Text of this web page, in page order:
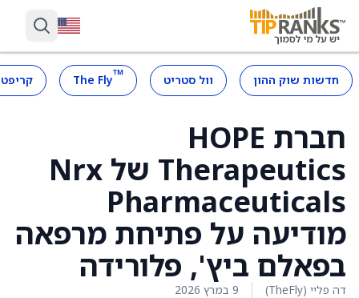
חדשות שוק ההון וול סטריט ™
The Fly
חברת HOPE
Therapeutics של Nrx
Pharmaceuticals
מודיעה על פתיחת מרפאה
בפאלם ביץ', פלורידה
דה פליי (TheFly) 9 במרץ 2026